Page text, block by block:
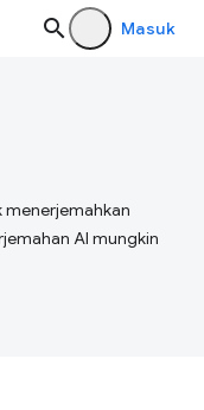
Masuk
menerjemahkan
AI mungkin